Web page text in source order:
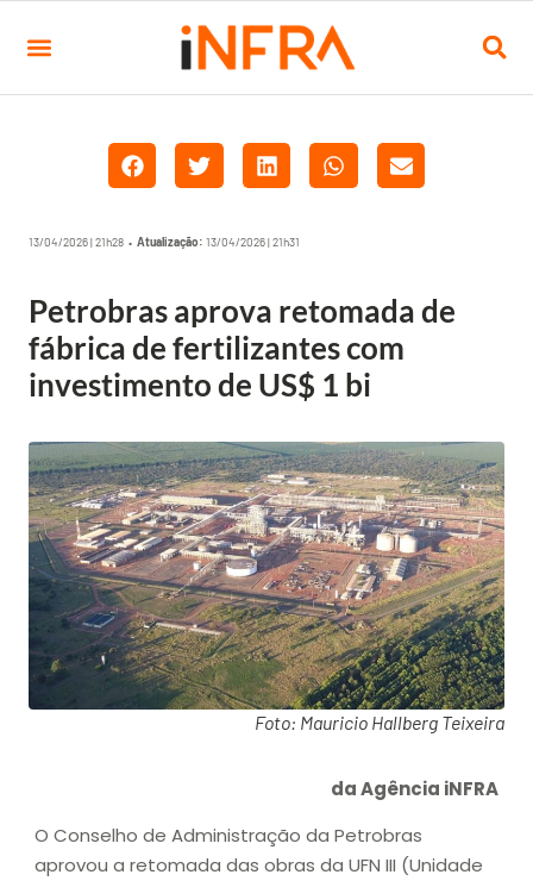
13/04/2026 | 21h28 • Atualização: 13/04/2026 | 21h31
Petrobras aprova retomada de
fábrica de fertilizantes com
investimento de US$ 1 bi
Foto: Mauricio Hallberg Teixeira
da Agência iNFRA
O Conselho de Administração da Petrobras
aprovou a retomada das obras da UFN III (Unidade